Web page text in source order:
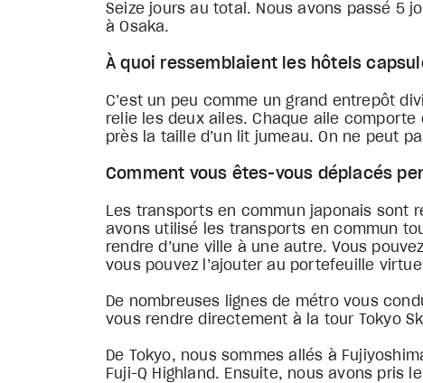
Seize jours au total. Nous avons passé 5
à Osaka.
À quoi ressemblaient les hôtels
C’est un peu comme un grand entrepôt
relie les deux ailes. Chaque aile comporte
près la taille d’un lit jumeau. On ne peut
Comment vous êtes-vous déplacés
Les transports en commun japonais sont
avons utilisé les transports en commun
rendre d’une ville à une autre. Vous
vous pouvez l’ajouter au portefeuille
De nombreuses lignes de métro vous
vous rendre directement à la tour Tokyo
De Tokyo, nous sommes allés à
Fuji-Q Highland. Ensuite, nous avons pris